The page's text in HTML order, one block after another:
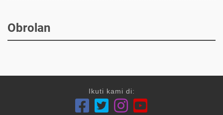
Obrolan
Ikuti kami di: